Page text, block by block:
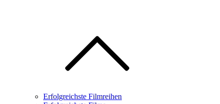
Erfolgreichste Filmreihen